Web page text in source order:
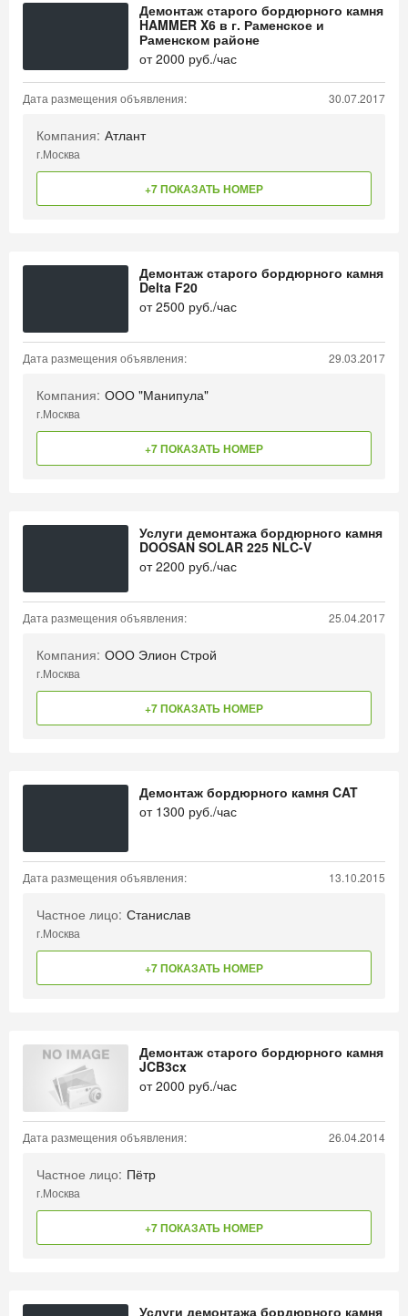
Демонтаж старого бордюрного камня
HAMMER X6 в г. Раменское и
Раменском районе
от2000 руб./час
Дата размещения объявления: 30.07.2017
Компания: Атлант
г.Москва
+7 ПОКАЗАТЬ НОМЕР
Демонтаж старого бордюрного камня
Delta F20
от2500 руб./час
Дата размещения объявления: 29.03.2017
Компания: ООО "Манипула"
г.Москва
+7 ПОКАЗАТЬ НОМЕР
Услуги демонтажа бордюрного камня
DOOSAN SOLAR 225 NLC-V
от2200 руб./час
Дата размещения объявления: 25.04.2017
Компания: ООО Элион Строй
г.Москва
+7 ПОКАЗАТЬ НОМЕР
Демонтаж бордюрного камня CAT
от 1300 руб./час
Дата размещения объявления: 13.10.2015
Частное лицо: Станислав
г.Москва
+7 ПОКАЗАТЬ НОМЕР
Демонтаж старого бордюрного камня
JCB3cx
от2000 руб./час
Дата размещения объявления: 26.04.2014
Частное лицо: Пётр
г.Москва
+7 ПОКАЗАТЬ НОМЕР
Услуги демонтажа бордюрного камня